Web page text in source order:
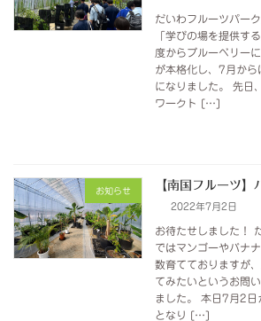
だいわフルーツパー
「学びの場を提供す
度からブルーベリー
が本格化し、7月か
になりました。 先日
ワークト […]
お知らせ 【南国フルーツ】
2022年7月2日
お待たせしました！
ではマンゴーやバナ
数育てておりますが
てみたいというお問
ました。 本日7月2日
となり […]